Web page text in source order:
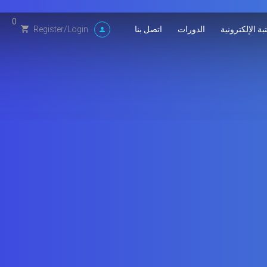
الإلكترونية الدورات اتصل بنا Register/Login
0